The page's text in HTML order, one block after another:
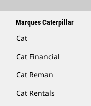
Marques Caterpillar
Cat
Cat Financial
Cat Reman
Cat Rentals